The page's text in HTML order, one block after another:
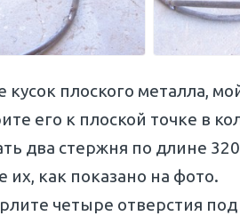
кусок плоского металла,
его к плоской точке в
два стержня по длине
их, как показано на фото.
четыре отверстия